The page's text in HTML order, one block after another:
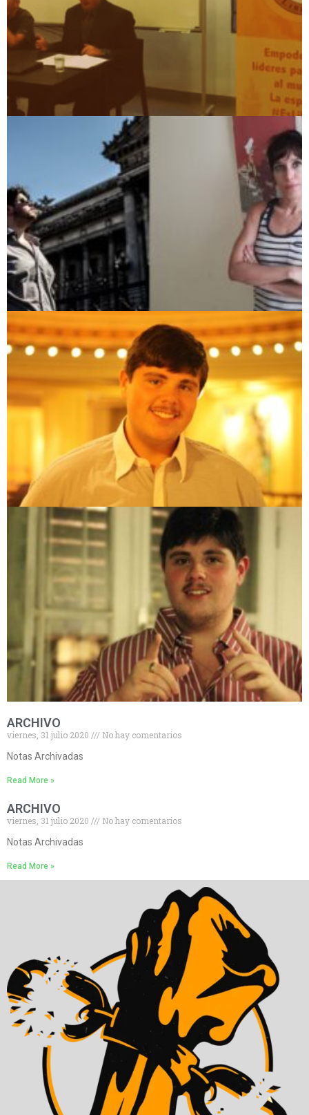
ARCHIVO
viernes, 31 julio 2020
No hay comentarios
Notas Archivadas
Read More »
ARCHIVO
viernes, 31 julio 2020
No hay comentarios
Notas Archivadas
Read More »